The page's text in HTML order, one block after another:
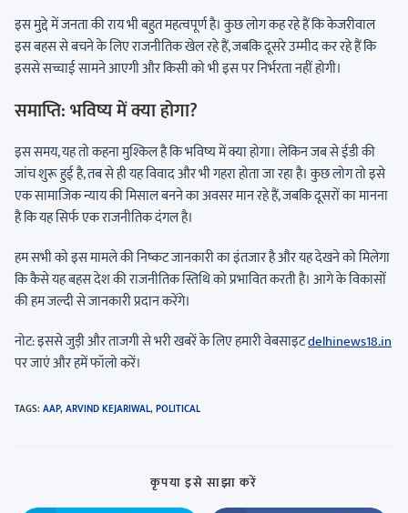
इस मुद्दे में जनता की राय भी बहुत महत्वपूर्ण है। कुछ लोग कह रहे हैं कि केजरीवाल
इस बहस से बचने के लिए राजनीतिक खेल रहे हैं, जबकि दूसरे उम्मीद कर रहे हैं कि
इससे सच्चाई सामने आएगी और किसी को भी इस पर निर्भरता नहीं होगी।
समाप्ति: भविष्य में क्या होगा?
इस समय, यह तो कहना मुश्किल है कि भविष्य में क्या होगा। लेकिन जब से ईडी की
जांच शुरू हुई है, तब से ही यह विवाद और भी गहरा होता जा रहा है। कुछ लोग तो इसे
एक सामाजिक न्याय की मिसाल बनने का अवसर मान रहे हैं, जबकि दूसरों का मानना
है कि यह सिर्फ एक राजनीतिक दंगल है।
हम सभी को इस मामले की निष्कट जानकारी का इंतजार है और यह देखने को मिलेगा
कि कैसे यह बहस देश की राजनीतिक स्तिथि को प्रभावित करती है। आगे के विकासों
की हम जल्दी से जानकारी प्रदान करेंगे।
नोट: इससे जुड़ी और ताजगी से भरी खबरें के लिए हमारी वेबसाइटdelhinews18.in
पर जाएं और हमें फॉलो करें।
TAGS: AAP,ARVIND KEJARIWAL,POLITICAL
कृपया इसे साझा करें